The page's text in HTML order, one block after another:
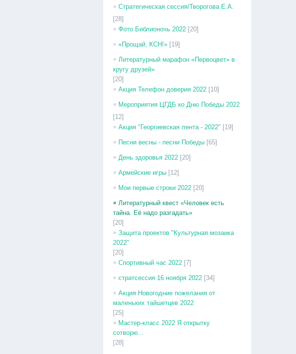
Стратегическая сессия/Творогова Е.А.
[28]
Фото Библионочь 2022 [20]
«Прощай, КСН!» [19]
Литературный марафон «Первоцвет» в
кругу друзей»
[20]
Акция Телефон доверия 2022 [10]
Мероприятия ЦГДБ ко Дню Победы 2022
[12]
Акция "Георгиевская лента - 2022" [19]
Песни весны - песни Победы [65]
День здоровья 2022 [20]
Армейские игры [12]
Мои первые строки 2022 [20]
Литературный квест «Человек есть
тайна. Её надо разгадать»
[20]
Защита проектов "Культурная мозаика
2022"
[20]
Спортивный час 2022 [7]
стратсессия 16 ноября 2022 [34]
Акция Новогодние пожелания от
маленьких тайшетцев 2022
[25]
Мастер-класс 2022 Я открытку
сотворю...
[28]